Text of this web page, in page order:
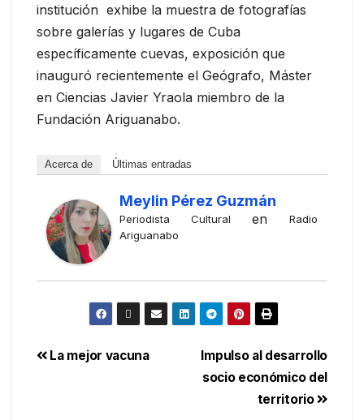
institución exhibe la muestra de fotografías
sobre galerías y lugares de Cuba
específicamente cuevas, exposición que
inauguró recientemente el Geógrafo, Máster
en Ciencias Javier Yraola miembro de la
Fundación Ariguanabo.
Acerca de Últimas entradas
Meylin Pérez Guzmán
Periodista Cultural enRadio
Ariguanabo
Impulso al desarrollo
socio económico del
territorio
La mejor vacuna